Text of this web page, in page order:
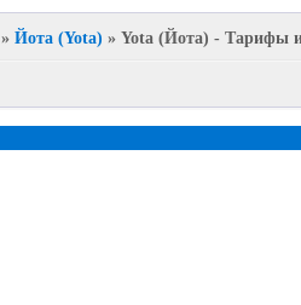
»Йота (Yota) »Yota (Йота) - Тарифы